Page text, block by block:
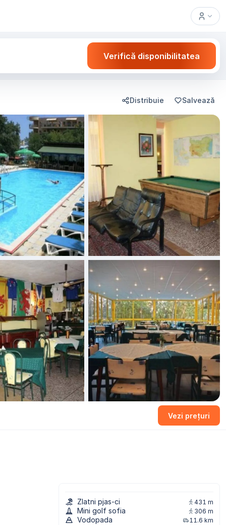
Verifică disponibilitatea
Distribuie Salvează
Vezi prețuri
Zlatni pjas-ci 431 m
Mini golf sofia 306 m
Vodopada 11.6 km